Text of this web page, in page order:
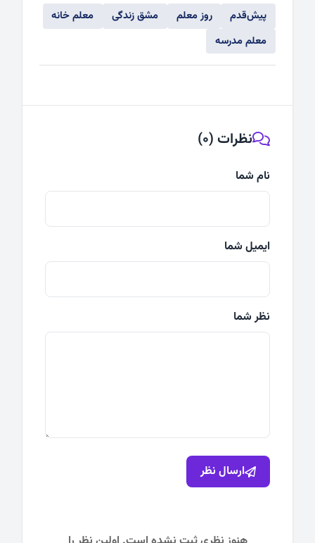
پیش‌قدم روز معلم مشق زندگی
معلم خانه
معلم مدرسه
نظرات (0)
نام شما
ایمیل شما
نظر شما
ارسال نظر